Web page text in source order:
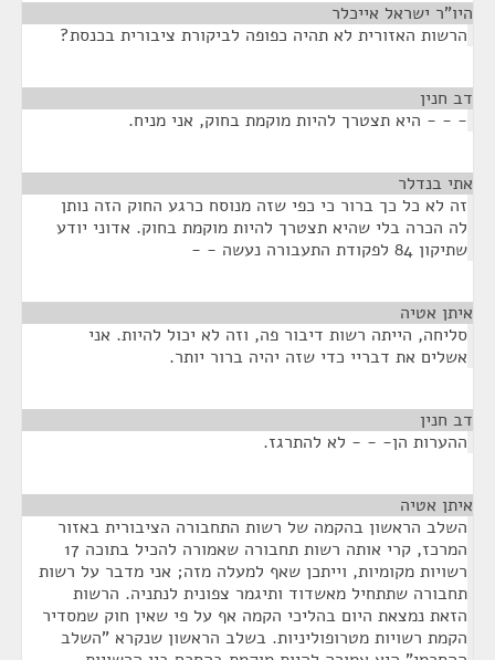
היו"ר ישראל אייכלר
הרשות האזורית לא תהיה כפופה לביקורת ציבורית בכנסת?
דב חנין
- - - היא תצטרך להיות מוקמת בחוק, אני מניח.
אתי בנדלר
זה לא כל כך ברור כי כפי שזה מנוסח כרגע החוק הזה נותן
לה הכרה בלי שהיא תצטרך להיות מוקמת בחוק. אדוני יודע
שתיקון 84 לפקודת התעבורה נעשה - -
איתן אטיה
סליחה, הייתה רשות דיבור פה, וזה לא יכול להיות. אני
אשלים את דבריי כדי שזה יהיה ברור יותר.
דב חנין
ההערות הן- - - לא להתרגז.
איתן אטיה
השלב הראשון בהקמה של רשות התחבורה הציבורית באזור
המרכז, קרי אותה רשות תחבורה שאמורה להכיל בתוכה 17
רשויות מקומיות, וייתכן שאף למעלה מזה; אני מדבר על רשות
תחבורה שתתחיל מאשדוד ותיגמר צפונית לנתניה. הרשות
הזאת נמצאת היום בהליכי הקמה אף על פי שאין חוק שמסדיר
הקמת רשויות מטרופוליניות. בשלב הראשון שנקרא "השלב